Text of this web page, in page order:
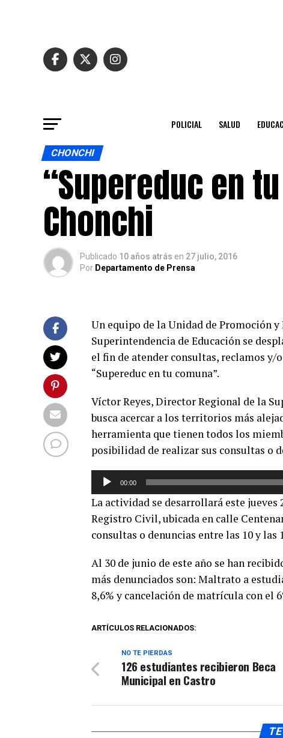
POLICIAL SALUD
CHONCHI
“Supereduc en
Chonchi
Publicado 10 años atrás en 27 julio, 2016
Por Departamento de Prensa
Un equipo de la Unidad de Promoción y
Superintendencia de Educación se
el fin de atender consultas, reclamos y/
“Supereduc en tu comuna”.
Víctor Reyes, Director Regional de la
busca acercar a los territorios más
herramienta que tienen todos los
posibilidad de realizar sus consultas o
Reproductor
audio
00:00
La actividad se desarrollará este
Registro Civil, ubicada en calle
consultas o denuncias entre las 10 y las
Al 30 de junio de este año se han
más denunciados son: Maltrato a
8,6% y cancelación de matrícula con el
ARTÍCULOS RELACIONADOS:
NO TE PIERDAS
126 estudiantes recibieron Beca
Municipal en Castro